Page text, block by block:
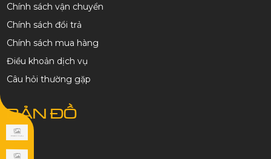
Chính sách vận chuyển
Chính sách đổi trả
Chính sách mua hàng
Điều khoản dịch vụ
Câu hỏi thường gặp
BẢN ĐỒ